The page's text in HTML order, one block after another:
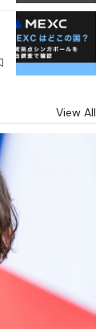
View All